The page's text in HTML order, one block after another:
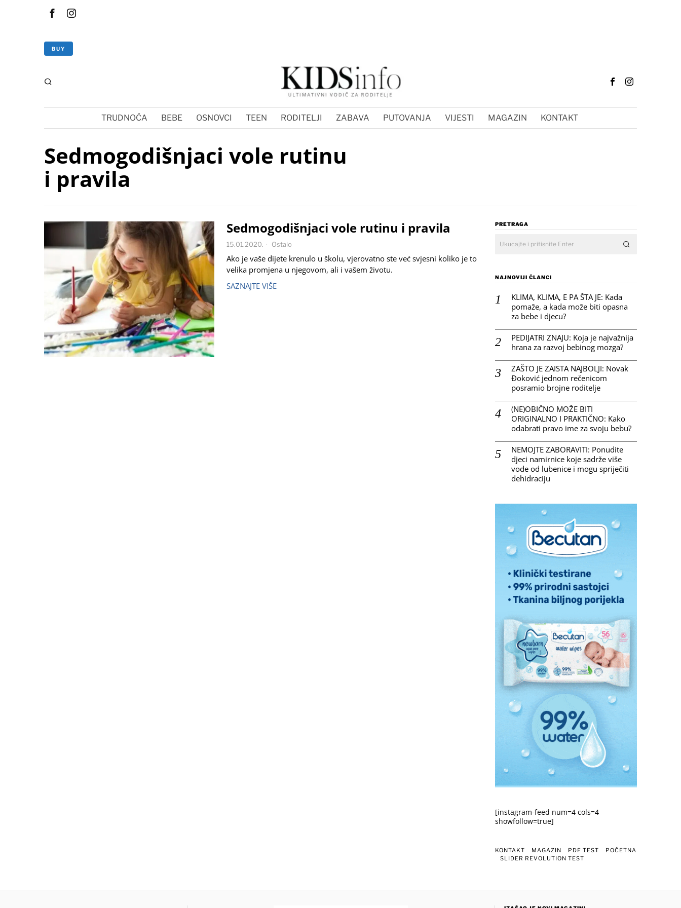
BUY
TRUDNOĆA BEBE OSNOVCI TEEN RODITELJI ZABAVA PUTOVANJA VIJESTI MAGAZIN KONTAKT
Sedmogodišnjaci vole rutinu
i pravila
Sedmogodišnjaci vole rutinu i pravila
15.01.2020. Ostalo
Ako je vaše dijete krenulo u školu, vjerovatno ste već svjesni koliko je to
velika promjena u njegovom, ali i vašem životu.
SAZNAJTE VIŠE
PRETRAGA
NAJNOVIJI ČLANCI
KLIMA, KLIMA, E PA ŠTA JE: Kada
pomaže, a kada može biti opasna
za bebe i djecu?
PEDIJATRI ZNAJU: Koja je najvažnija
hrana za razvoj bebinog mozga?
ZAŠTO JE ZAISTA NAJBOLJI: Novak
Đoković jednom rečenicom
posramio brojne roditelje
(NE)OBIČNO MOŽE BITI
ORIGINALNO I PRAKTIČNO: Kako
odabrati pravo ime za svoju bebu?
NEMOJTE ZABORAVITI: Ponudite
djeci namirnice koje sadrže više
vode od lubenice i mogu spriječiti
dehidraciju
[instagram-feed num=4 cols=4
showfollow=true]
KONTAKT MAGAZIN PDF TEST
POČETNA
SLIDER REVOLUTION TEST